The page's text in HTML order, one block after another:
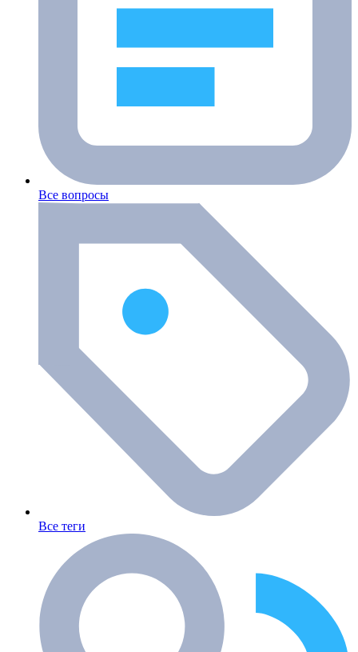
Все вопросы
Все теги